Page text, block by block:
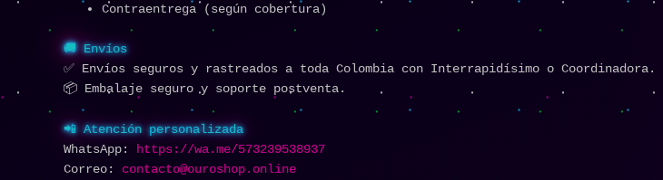
Contraentrega (según cobertura)
🚚 Envíos
✅ Envíos seguros y rastreados a toda Colombia con Interrapidísimo o Coordinadora.
📦 Embalaje seguro y soporte postventa.
📲 Atención personalizada
WhatsApp:
https://wa.me/573239538937
Correo: contacto@ouroshop.online